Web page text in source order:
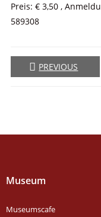
Preis: € 3,50 ,
589308
PREVIOUS
Museum
Museumscafe